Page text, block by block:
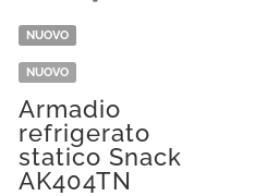
NUOVO
NUOVO
Armadio
refrigerato
statico Snack
AK404TN